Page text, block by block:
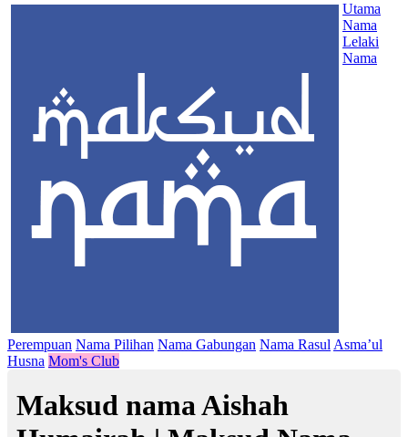
Utama
Nama
Lelaki
Nama
Perempuan Nama Pilihan Nama Gabungan Nama Rasul Asma’ul
Husna Mom's Club
Maksud nama Aishah